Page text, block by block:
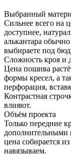
Выбранный
Сильнее всего на
доступнее,
алькантара
выбираете под
Сложность кроя и
Цена пошива
формы кресел, а
перфорация,
Контрастная
влияют.
Объём проекта
Только передние
дополнительными
цена собирается
навязываем.